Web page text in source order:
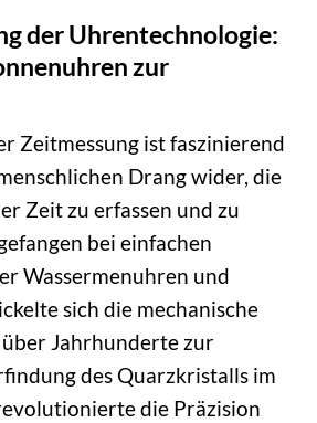
der Uhrentechnologie:
zur
Zeitmessung ist faszinierend
Drang wider, die
Zeit zu erfassen und zu
bei einfachen
Wassermenuhren und
sich die mechanische
Jahrhunderte zur
des Quarzkristalls im
die Präzision